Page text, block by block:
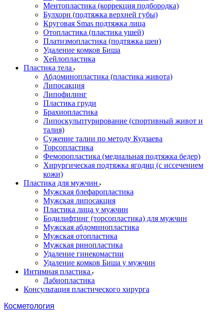
Ментопластика (коррекция подбородка)
Булхорн (подтяжка верхней губы)
Круговая Smas подтяжка лица
Отопластика (пластика ушей)
Платизмопластика (подтяжка шеи)
Удаление комков Биша
Хейлопластика
Пластика тела
Абдоминопластика (пластика живота)
Липосакция
Липофилинг
Пластика груди
Брахиопластика
Липоскульптурирование (спортивный живот и
талия)
Сужение талии по методу Кудзаева
Торсопластика
Феморопластика (медиальная подтяжка бедер)
Хирургическая подтяжка ягодиц (с иссечением
кожи)
Пластика для мужчин
Мужская блефаропластика
Мужская липосакция
Пластика лица у мужчин
Бодилифтинг (торсопластика) для мужчин
Мужская абдоминопластика
Мужская отопластика
Мужская ринопластика
Удаление гинекомастии
Удаление комков Биша у мужчин
Интимная пластика
Лабиопластика
Консультация пластического хирурга
Косметология